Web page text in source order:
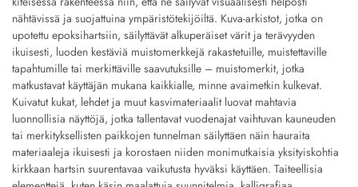
nähtävissä ja suojattuina ympäristötekijöiltä. Kuva-arkistot, jotka on
upotettu epoksihartsiin, säilyttävät alkuperäiset värit ja terävyyden
ikuisesti, luoden kestäviä muistomerkkejä rakastetuille, muistettaville
tapahtumille tai merkittäville saavutuksille – muistomerkit, jotka
matkustavat käyttäjän mukana kaikkialle, minne avaimetkin kulkevat.
Kuivatut kukat, lehdet ja muut kasvimateriaalit luovat mahtavia
luonnollisia näyttöjä, jotka tallentavat vuodenajat vaihtuvan kauneuden
tai merkityksellisten paikkojen tunnelman säilyttäen näin hauraita
materiaaleja ikuisesti ja korostaen niiden monimutkaisia yksityiskohtia
kirkkaan hartsin suurentavaa vaikutusta hyväksi käyttäen. Taiteellisia